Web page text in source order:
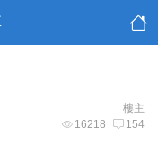
樓主
16218 154